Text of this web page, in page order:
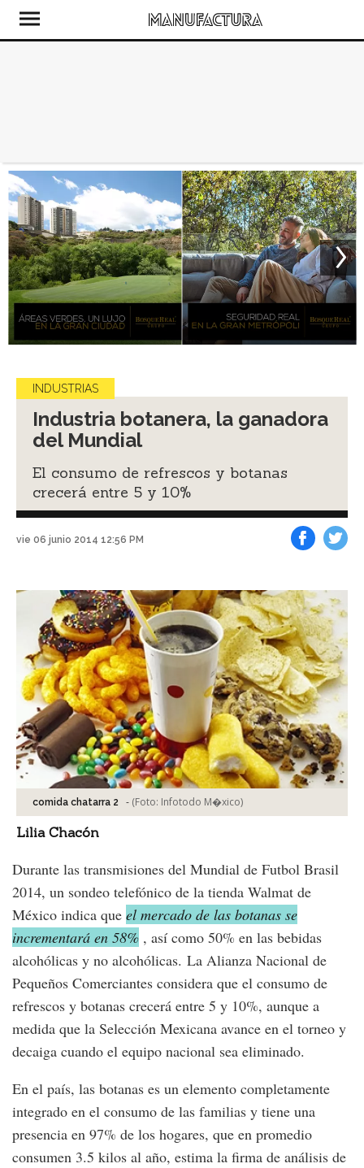
INDUSTRIAS
Industria botanera, la ganadora
del Mundial
El consumo de refrescos y botanas
crecerá entre 5 y 10%
vie 06 junio 2014 12:56 PM
comida chatarra 2 - (Foto: Infotodo M�xico)
Lilia Chacón
Durante las transmisiones del Mundial de Futbol Brasil
2014, un sondeo telefónico de la tienda Walmat de
México indica que el mercado de las botanas se
incrementará en 58% , así como 50% en las bebidas
alcohólicas y no alcohólicas. La Alianza Nacional de
Pequeños Comerciantes considera que el consumo de
refrescos y botanas crecerá entre 5 y 10%, aunque a
medida que la Selección Mexicana avance en el torneo y
decaiga cuando el equipo nacional sea eliminado.
En el país, las botanas es un elemento completamente
integrado en el consumo de las familias y tiene una
presencia en 97% de los hogares, que en promedio
consumen 3.5 kilos al año, estima la firma de análisis de